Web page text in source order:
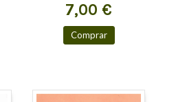
7,00 €
Comprar